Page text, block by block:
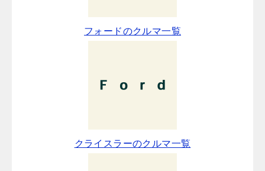
フォードのクルマ一覧
クライスラーのクルマ一覧